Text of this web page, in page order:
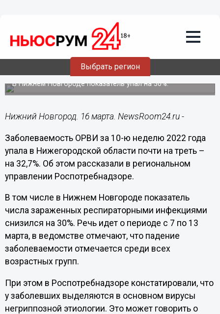
Выбрать регион
Заболеваемость ОРВИ в
Нижегородской области снизилась на
32,7% за неделю
В Нижнем Новгороде показатель упал на 30%.
Нижний Новгород. 16 марта. NewsRoom24.ru -
Заболеваемость ОРВИ за 10-ю неделю 2022 года
упала в Нижегородской области почти на треть –
на 32,7%. Об этом рассказали в региональном
управлении Роспотребнадзоре.
В том числе в Нижнем Новгороде показатель
числа зараженных респираторными инфекциями
снизился на 30%. Речь идет о периоде с 7 по 13
марта, в ведомстве отмечают, что падение
заболеваемости отмечается среди всех
возрастных групп.
При этом в Роспотребнадзоре констатировали, что
у заболевших выделяются в основном вирусы
негриппозной этиологии. Это может говорить о